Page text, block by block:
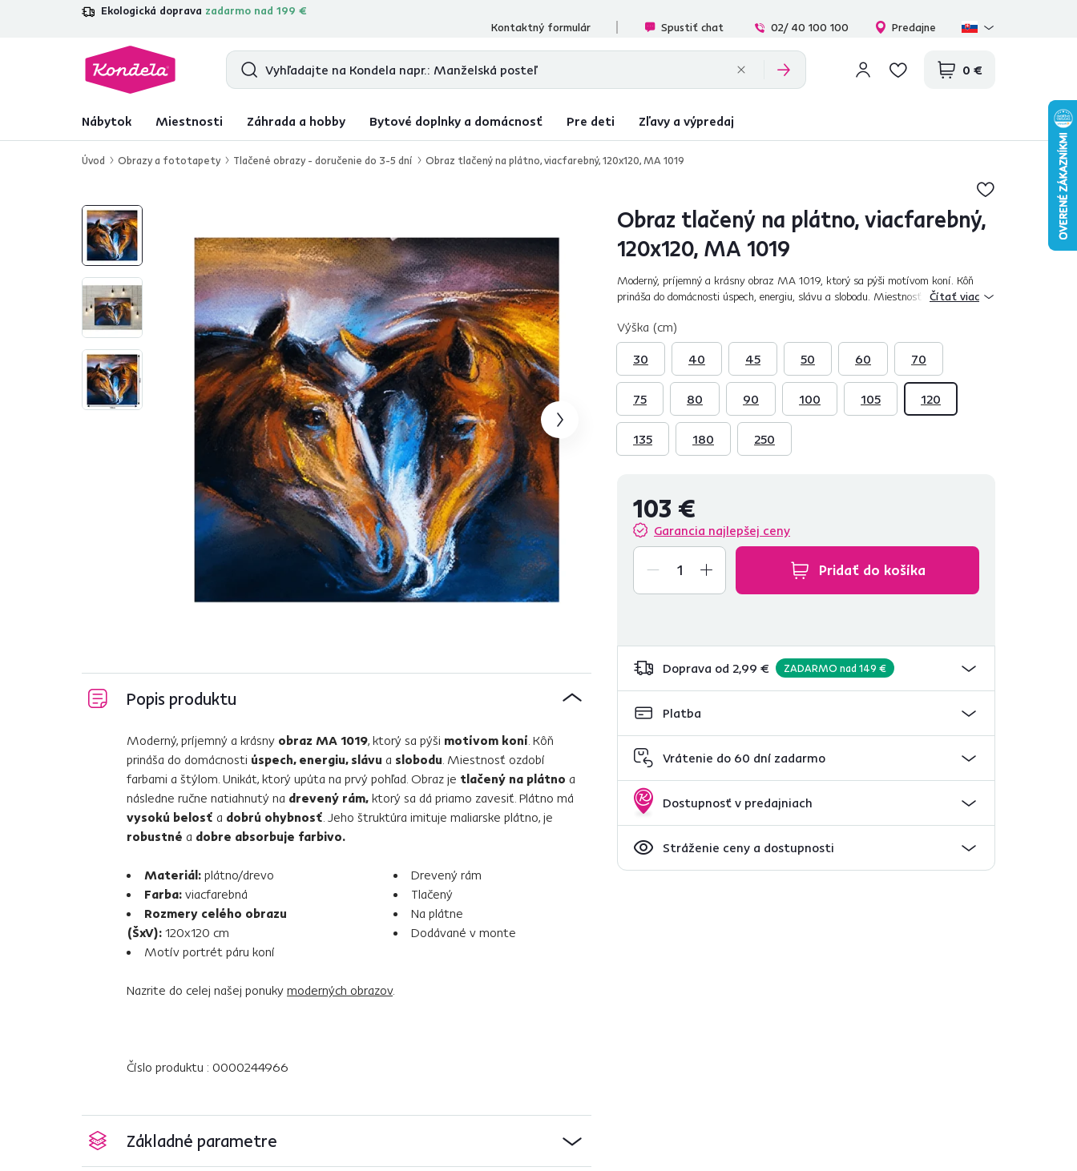
Ekologická doprava zadarmo nad 199 €
4,7 31 285overených produktových recenzií
Kontaktný formulár
Spustiť chat 02/ 40 100 100 Predajne
0 €
Nábytok Miestnosti Záhrada a hobby Bytové doplnky a domácnosť Pre deti Zľavy a výpredaj
Úvod Obrazy a fototapety Tlačené obrazy - doručenie do 3-5 dní Obraz tlačený na plátno, viacfarebný, 120x120, MA 1019
Obraz tlačený na plátno, viacfarebný,
120x120, MA 1019
Moderný, príjemný a krásny obraz MA 1019, ktorý sa pýši motívom koní. Kôň
prináša do domácnosti úspech, energiu, slávu a slobodu. Miestnosť ozdobí farbami
Čítať viac
Výška (cm)
30
40 45 50 60 70
75 80 90 100 105 120
135 180 250
103 €
Garancia najlepšej ceny
Pridať do košíka
Doprava od 2,99 € ZADARMO nad 149 €
Platba
Vrátenie do 60 dní zadarmo
Dostupnosť v predajniach
Stráženie ceny a dostupnosti
Popis produktu
Moderný, príjemný a krásny obraz MA 1019, ktorý sa pýši motívom koní . Kôň
prináša do domácnosti úspech, energiu, slávu a slobodu . Miestnosť ozdobí
farbami a štýlom. Unikát, ktorý upúta na prvý pohľad. Obraz je tlačený na plátno a
následne ručne natiahnutý na drevený rám, ktorý sa dá priamo zavesiť. Plátno má
vysokú belosť a dobrú ohybnosť . Jeho štruktúra imituje maliarske plátno, je
robustné a dobre absorbuje farbivo.
Materiál: plátno/drevo
Farba: viacfarebná
Rozmery celého obrazu
(ŠxV): 120x120 cm
Motív portrét páru koní
Drevený rám
Tlačený
Na plátne
Dodávané v monte
Nazrite do celej našej ponuky moderných obrazov.
Číslo produktu : 0000244966
Základné parametre